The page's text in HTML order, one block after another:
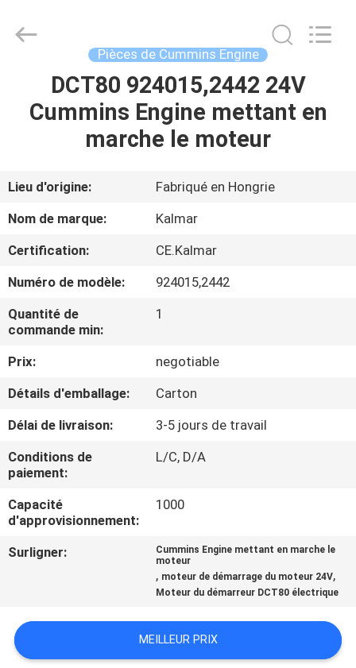
MAISON
PRODUITS
AU
SUJET
DE
VISITE
CONTRÔLE
DE
QUALITÉ
CONTACTEZ-
NOUS
CITATION
Rights
Reserved.
Pièces de Cummins Engine
DCT80 924015,2442 24V
Cummins Engine mettant en
marche le moteur
Lieu d'origine:
Fabriqué en Hongrie
Nom de marque:
Kalmar
Certification:
CE.Kalmar
Numéro de modèle:
924015,2442
Quantité de
commande min:
1
Prix:
negotiable
Détails d'emballage:
Carton
Délai de livraison:
3-5 jours de travail
Conditions de
paiement:
L/C, D/A
Capacité
d'approvisionnement:
1000
Surligner:
Cummins Engine mettant en marche le
moteur
, moteur de démarrage du moteur 24V,
Moteur du démarreur DCT80 électrique
MEILLEUR PRIX